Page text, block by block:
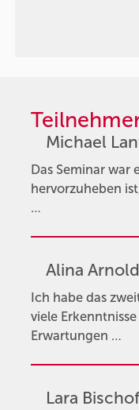
Michael
Das Seminar war
hervorzuheben
…
Alina Arnold
Ich habe das
viele
Erwartungen …
Lara